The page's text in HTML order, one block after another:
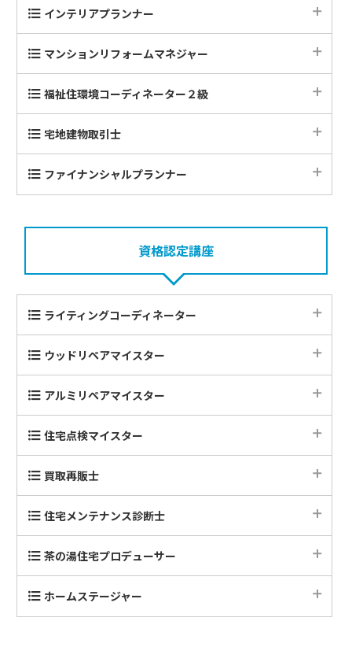
1次対策直前１日集中講座『頻出テーマ 重要キーワード講座』
1次対策直前１日集中講座『弱点克服 一問一答要点チェック講
座』
1次対策直前１日集中講座『予想問題 ファイナル答練講座』
2次対策総合集中講座【東京校】【大阪校】
宮校】
2次試験徹底研究Eラーニング講座（2次本講座【在宅】）
基礎製図講座【在宅】
インテリアプランナー
設計製図対策Ｓコース【東京校・オンライン】
設計製図対策本講座【東京校・オンライン】
【設計製図】予想問題演習講座【東京校・オンライン】
マンションリフォームマネジャー
学科対策講座【東京校・Eラーニング】
福祉住環境コーディネーター２級
2級合格対策通信講座
宅地建物取引士
本科Webコース
ファイナンシャルプランナー
資格認定講座
ライティングコーディネーター
認定講座
ウッドリペアマイスター
2級認定講座
アルミリペアマイスター
認定講座
住宅点検マイスター
認定基礎講座
買取再販士
認定講座
住宅メンテナンス診断士
講習会
茶の湯住宅プロデューサー
認定講座
ホームステージャー